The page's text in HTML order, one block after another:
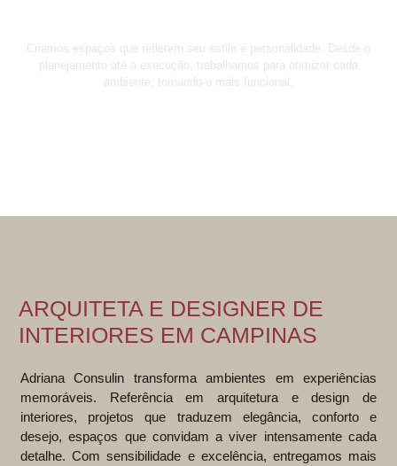
Criamos espaços que refletem seu estilo e personalidade. Desde o
planejamento até a execução, trabalhamos para otimizar cada
ambiente, tornando-o mais funcional.
ARQUITETA E DESIGNER DE
INTERIORES EM CAMPINAS
Adriana Consulin transforma ambientes em experiências
memoráveis. Referência em arquitetura e design de
interiores, projetos que traduzem elegância, conforto e
desejo, espaços que convidam a viver intensamente cada
detalhe. Com sensibilidade e excelência, entregamos mais